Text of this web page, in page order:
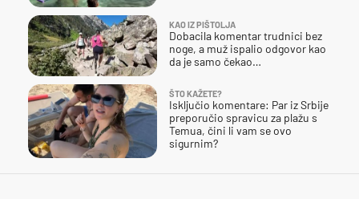
KAO IZ PIŠTOLJA
Dobacila komentar trudnici bez
noge, a muž ispalio odgovor kao
da je samo čekao…
ŠTO KAŽETE?
Isključio komentare: Par iz Srbije
preporučio spravicu za plažu s
Temua, čini li vam se ovo
sigurnim?